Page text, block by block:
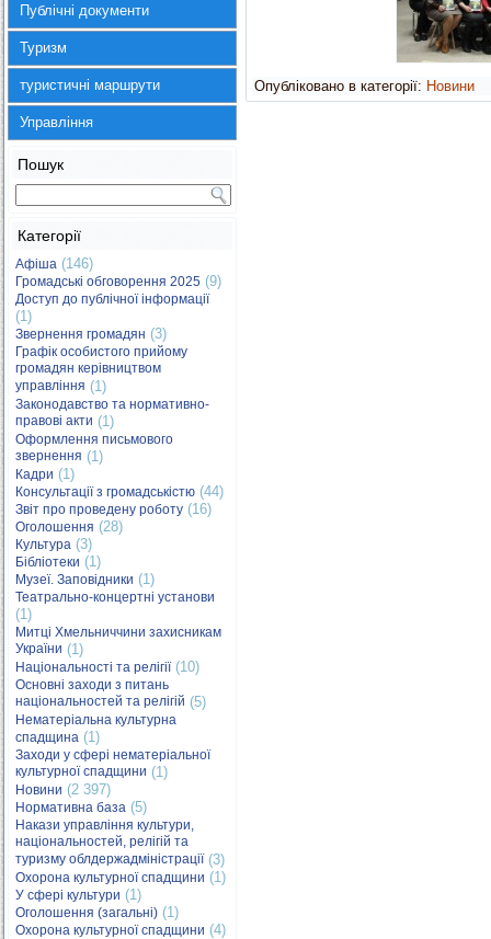
Публічні документи
Туризм
туристичні маршрути
Управління
Пошук
Категорії
Афіша (146)
Громадські обговорення 2025 (9)
Доступ до публічної інформації
(1)
Звернення громадян (3)
Графік особистого прийому
громадян керівництвом
управління (1)
Законодавство та нормативно-
правові акти (1)
Оформлення письмового
звернення (1)
Кадри (1)
Консультації з громадськістю (44)
Звіт про проведену роботу (16)
Оголошення (28)
Культура (3)
Бібліотеки (1)
Музеї. Заповідники (1)
Театрально-концертні установи
(1)
Митці Хмельниччини захисникам
України (1)
Національності та релігії(10)
Основні заходи з питань
національностей та релігій (5)
Нематеріальна культурна
спадщина (1)
Заходи у сфері нематеріальної
культурної спадщини (1)
Новини (2 397)
Нормативна база (5)
Накази управління культури,
національностей, релігій та
туризму облдержадміністрації(3)
Охорона культурної спадщини (1)
У сфері культури (1)
Оголошення (загальні) (1)
Охорона культурної спадщини (4)
Опубліковано в категорії: Новини